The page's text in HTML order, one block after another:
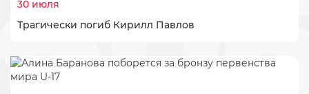
30 июля
Трагически погиб Кирилл Павлов